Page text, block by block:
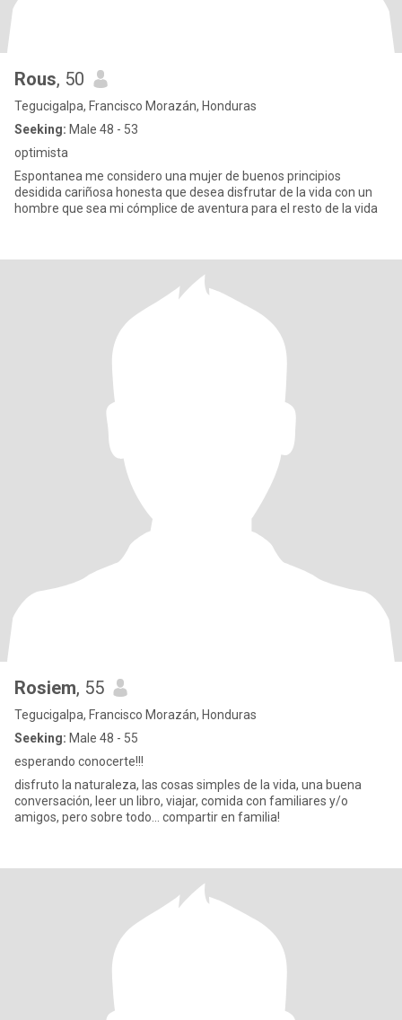
Rous, 50
Tegucigalpa, Francisco Morazán, Honduras
Seeking: Male 48 - 53
optimista
Espontanea me considero una mujer de buenos principios
desidida cariñosa honesta que desea disfrutar de la vida con un
hombre que sea mi cómplice de aventura para el resto de la vida
Rosiem, 55
Tegucigalpa, Francisco Morazán, Honduras
Seeking: Male 48 - 55
esperando conocerte!!!
disfruto la naturaleza, las cosas simples de la vida, una buena
conversación, leer un libro, viajar, comida con familiares y/o
amigos, pero sobre todo... compartir en familia!